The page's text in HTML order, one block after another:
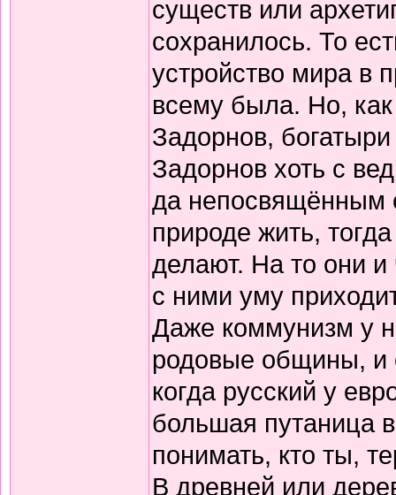
существ или
сохранилось. То
устройство мира в
всему была. Но,
Задорнов,
Задорнов хоть с
да непосвящённым
природе жить,
делают. На то они
с ними уму
Даже коммунизм у
родовые общины, и
когда русский у
большая путаница
понимать, кто ты,
В древней или